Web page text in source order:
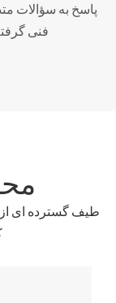
پاسخ به سؤالات
فنی
طیف گسترده ای از